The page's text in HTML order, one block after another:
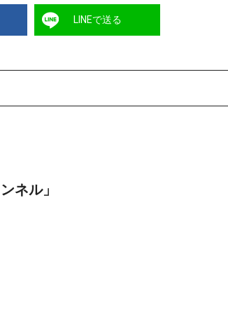
LINEで送る
ネル」